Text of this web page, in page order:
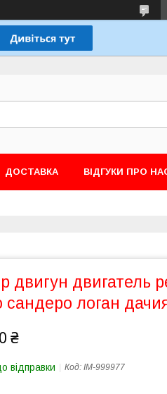
ДОСТАВКА ВІДГУКИ ПРО
двигун двигатель
сандеро логан
₴
відправки Код: IM-999977